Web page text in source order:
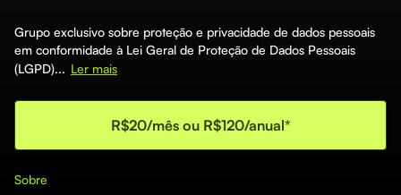
Grupo exclusivo sobre proteção e privacidade de dados pessoais
em conformidade à Lei Geral de Proteção de Dados Pessoais
(LGPD)... Ler mais
R$20/mês ou R$120/anual*
Sobre